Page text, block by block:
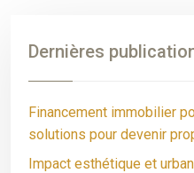
Dernières
Financement immobilier
solutions pour devenir
Impact esthétique et